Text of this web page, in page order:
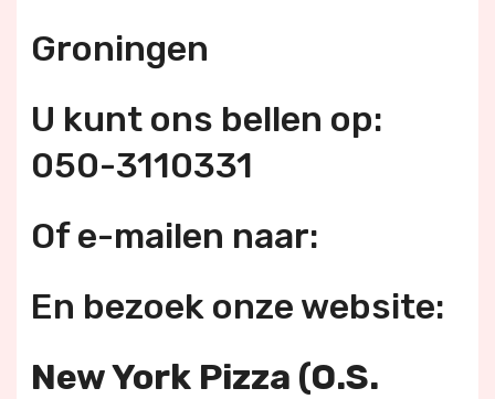
Groningen
U kunt ons bellen op:
050-3110331
Of e-mailen naar:
En bezoek onze website:
New York Pizza (O.S.